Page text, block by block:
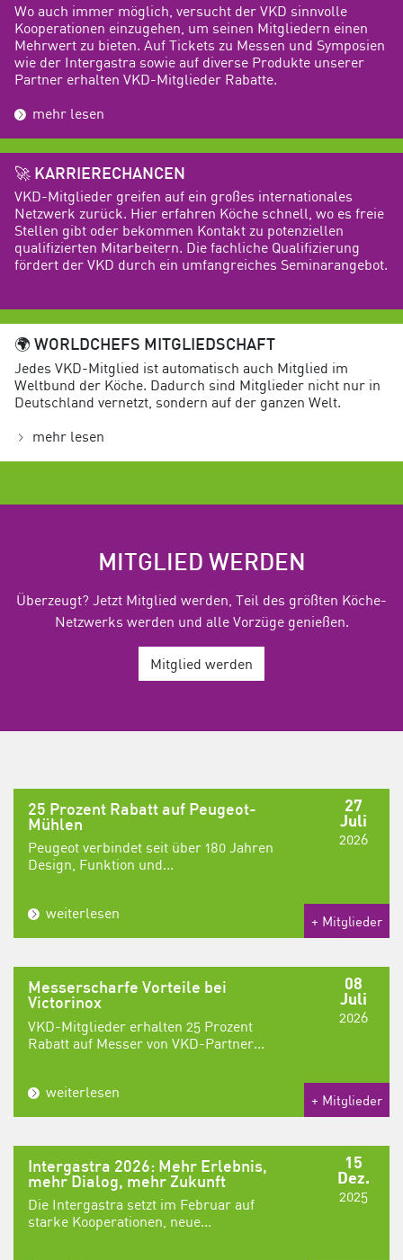
Wo auch immer möglich, versucht der VKD sinnvolle
Kooperationen einzugehen, um seinen Mitgliedern einen
Mehrwert zu bieten. Auf Tickets zu Messen und Symposien
wie der Intergastra sowie auf diverse Produkte unserer
Partner erhalten VKD-Mitglieder Rabatte.
mehr lesen
🚀 KARRIERECHANCEN
VKD-Mitglieder greifen auf ein großes internationales
Netzwerk zurück. Hier erfahren Köche schnell, wo es freie
Stellen gibt oder bekommen Kontakt zu potenziellen
qualifizierten Mitarbeitern. Die fachliche Qualifizierung
fördert der VKD durch ein umfangreiches Seminarangebot.
🌍 WORLDCHEFS MITGLIEDSCHAFT
Jedes VKD-Mitglied ist automatisch auch Mitglied im
Weltbund der Köche. Dadurch sind Mitglieder nicht nur in
Deutschland vernetzt, sondern auf der ganzen Welt.
mehr lesen
MITGLIED WERDEN
Überzeugt? Jetzt Mitglied werden, Teil des größten Köche-
Netzwerks werden und alle Vorzüge genießen.
Mitglied werden
27
Juli
2026
+ Mitglieder
25 Prozent Rabatt auf Peugeot-
Mühlen
Peugeot verbindet seit über 180 Jahren
Design, Funktion und...
weiterlesen
08
Juli
2026
+ Mitglieder
Messerscharfe Vorteile bei
Victorinox
VKD-Mitglieder erhalten 25 Prozent
Rabatt auf Messer von VKD-Partner...
weiterlesen
15
Dez.
2025
Intergastra 2026: Mehr Erlebnis,
mehr Dialog, mehr Zukunft
Die Intergastra setzt im Februar auf
starke Kooperationen, neue...